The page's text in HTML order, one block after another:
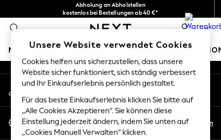
Abholung an Abholstellen
kostenlos bei Bestellungen ab 40 €*
Problemlose Rückgaben*
0
MÄDCHEN JUNGEN BABY DAMEN HERREN
HOLIDAY SHOP
Women's Holiday Shop
All Swimwear
All Beachwear
Bags & Accessories
Beach Dresses & Kaftans
An error occurred on client
Unsere sozialen Netzwerke
Mein Konto
Melden Sie sich bei Ihrem Konto an
Sprache Auswählen
Deutsch
En
Unsere Website verwendet Cookies
Cookies helfen uns sicherzustellen, dass unsere
Website sicher funktioniert, sich ständig verbessert
und Ihr Einkaufserlebnis persönlich gestaltet.
Für das beste Einkaufserlebnis klicken Sie bitte auf
„Alle Cookies Akzeptieren“. Sie können diese
Einstellung jederzeit ändern, indem Sie unten auf
„Cookies Manuell Verwalten“ klicken.